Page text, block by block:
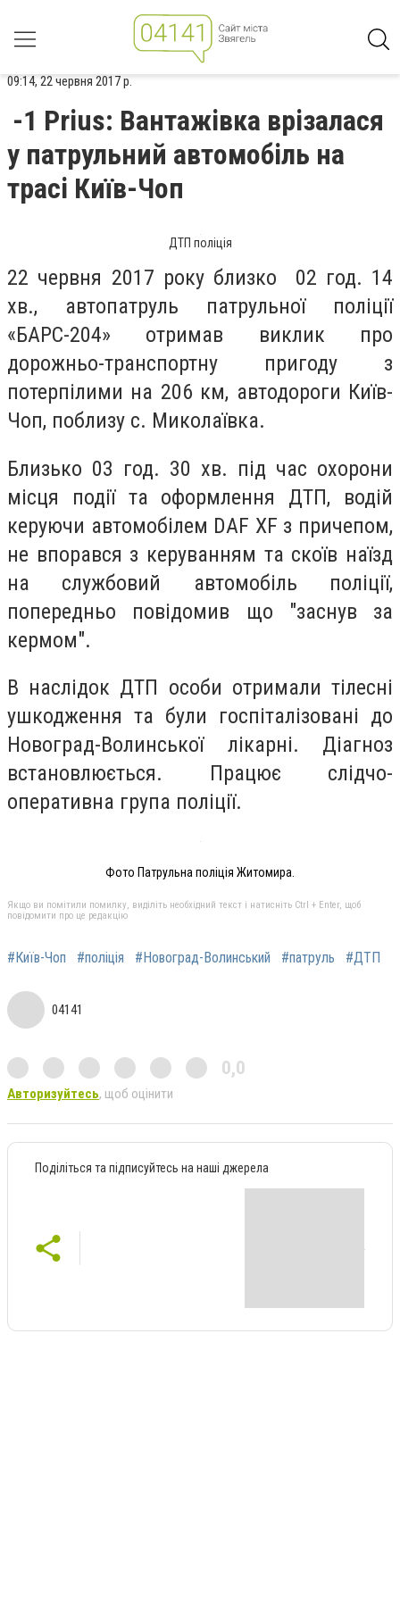
09:14, 22 червня 2017 р.
-1 Prius: Вантажівка врізалася
у патрульний автомобіль на
трасі Київ-Чоп
ДТП поліція
22 червня 2017 року близко 02 год. 14
хв., автопатруль патрульної поліції
«БАРС-204» отримав виклик про
дорожньо-транспортну пригоду з
потерпілими на 206 км, автодороги Київ-
Чоп, поблизу с. Миколаївка.
Близько 03 год. 30 хв. під час охорони
місця події та оформлення ДТП, водій
керуючи автомобілем DAF XF з причепом,
не впорався з керуванням та скоїв наїзд
на службовий автомобіль поліції,
попередньо повідомив що "заснув за
кермом".
В наслідок ДТП особи отримали тілесні
ушкодження та були госпіталізовані до
Новоград-Волинської лікарні. Діагноз
встановлюється. Працює слідчо-
оперативна група поліції.
Фото Патрульна поліція Житомира.
Якщо ви помітили помилку, виділіть необхідний текст і натисніть Ctrl + Enter, щоб
повідомити про це редакцію
#Київ-Чоп #поліція #Новоград-Волинський #патруль #ДТП
04141
0,0
Авторизуйтесь, щоб оцінити
Поділіться та підписуйтесь на наші джерела